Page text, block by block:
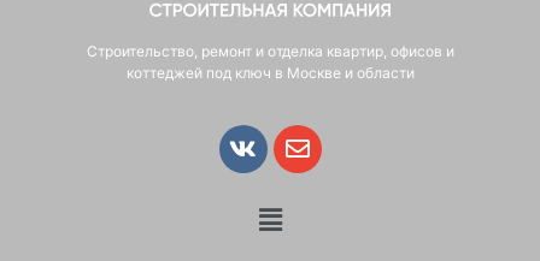
Строительство, ремонт и отделка квартир, офисов и
коттеджей под ключ в Москве и области